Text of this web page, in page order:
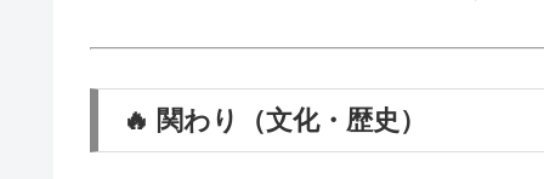
🔥 関わり（文化・歴史）